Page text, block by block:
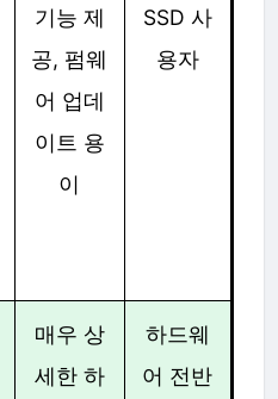
기능 제
공, 펌웨
어 업데
이트 용
이
SSD 사
용자
매우 상
세한 하
하드웨
어 전반